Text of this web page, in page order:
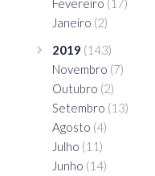
Fevereiro (17)
Janeiro (2)
2019 (143)
Novembro (7)
Outubro (2)
Setembro (13)
Agosto (4)
Julho (11)
Junho (14)